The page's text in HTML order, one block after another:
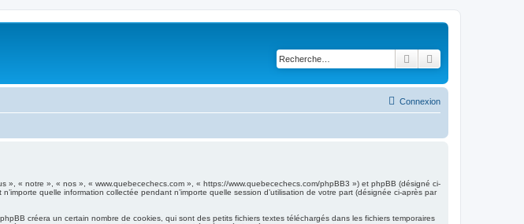
Rechercher
Connexion
« notre », « nos », « www.quebecechecs.com », « https://www.quebecechecs.com/phpBB3 ») et phpBB (désigné ci-
quelle information collectée pendant n’importe quelle session d’utilisation de votre part (désignée ci-après par
créera un certain nombre de cookies, qui sont des petits fichiers textes téléchargés dans les fichiers temporaires